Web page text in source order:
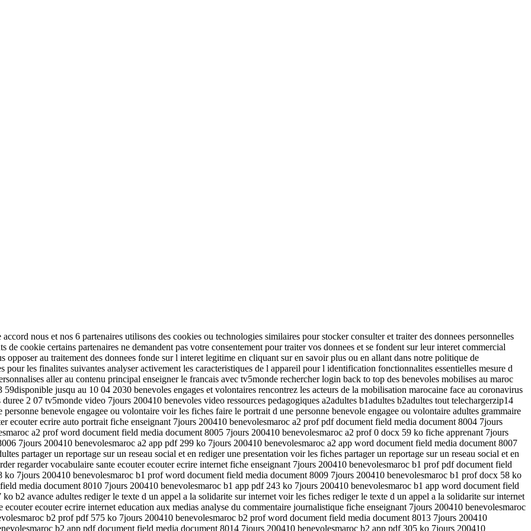
nous et nos 6 partenaires utilisons des cookies ou technologies similaires pour stocker consulter et traiter des donnees personnelles
de cookie certains partenaires ne demandent pas votre consentement pour traiter vos donnees et se fondent sur leur interet commercial
au traitement des donnees fonde sur l interet legitime en cliquant sur en savoir plus ou en allant dans notre politique de
pour les finalites suivantes analyser activement les caracteristiques de l appareil pour l identification fonctionnalites essentielles mesure d
aller au contenu principal enseigner le francais avec tv5monde rechercher login back to top des benevoles mobilises au maroc
jusqu au 10 04 2030 benevoles engages et volontaires rencontrez les acteurs de la mobilisation marocaine face au coronavirus
2 07 tv5monde video 7jours 200410 benevoles video ressources pedagogiques a2adultes b1adultes b2adultes tout telechargerzip14
benevole engagee ou volontaire voir les fiches faire le portrait d une personne benevole engagee ou volontaire adultes grammaire
ecouter ecrire auto portrait fiche enseignant 7jours 200410 benevolesmaroc a2 prof pdf document field media document 8004 7jours
a2 prof word document field media document 8005 7jours 200410 benevolesmaroc a2 prof 0 docx 59 ko fiche apprenant 7jours
7jours 200410 benevolesmaroc a2 app pdf 299 ko 7jours 200410 benevolesmaroc a2 app word document field media document 8007
partager un reportage sur un reseau social et en rediger une presentation voir les fiches partager un reportage sur un reseau social et en
regarder vocabulaire sante ecouter ecouter ecrire internet fiche enseignant 7jours 200410 benevolesmaroc b1 prof pdf document field
7jours 200410 benevolesmaroc b1 prof word document field media document 8009 7jours 200410 benevolesmaroc b1 prof docx 58 ko
media document 8010 7jours 200410 benevolesmaroc b1 app pdf 243 ko 7jours 200410 benevolesmaroc b1 app word document field
b2 avance adultes rediger le texte d un appel a la solidarite sur internet voir les fiches rediger le texte d un appel a la solidarite sur internet
ecouter ecrire internet education aux medias analyse du commentaire journalistique fiche enseignant 7jours 200410 benevolesmaroc
b2 prof pdf 575 ko 7jours 200410 benevolesmaroc b2 prof word document field media document 8013 7jours 200410
b2 app pdf document field media document 8014 7jours 200410 benevolesmaroc b2 app pdf 305 ko 7jours 200410